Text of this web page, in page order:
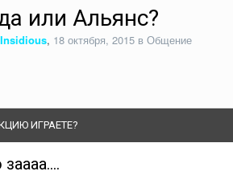
или Альянс?
Insidious, 18 октября, 2015в Общение
ИГРАЕТЕ?